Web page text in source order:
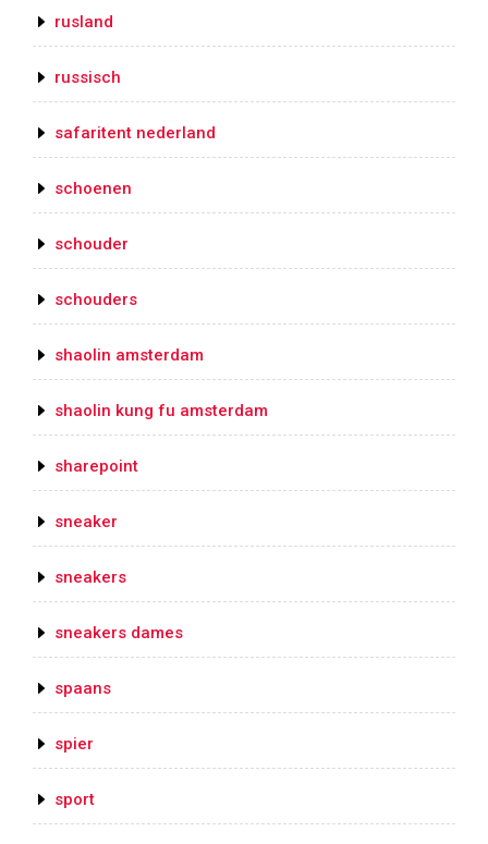
rusland
russisch
safaritent nederland
schoenen
schouder
schouders
shaolin amsterdam
shaolin kung fu amsterdam
sharepoint
sneaker
sneakers
sneakers dames
spaans
spier
sport